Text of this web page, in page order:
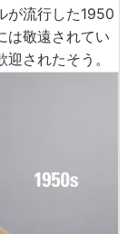
が流行した1950
は敬遠されてい
されたそう。